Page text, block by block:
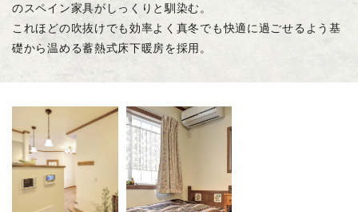
のスペイン家具がしっくりと馴染む。
これほどの吹抜けでも効率よく真冬でも快適に過ごせるよう基
礎から温める蓄熱式床下暖房を採用。